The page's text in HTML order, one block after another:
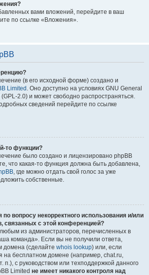
вами вложений, перейдите в ваш
по ссылке «Вложения».
(в его исходной форме) создано и
Limited . Оно доступно на условиях GNU General
2.0) и может свободно распространяться.
сведений перейдите по ссылке
то функции?
было создано и лицензировано phpBB
что какая-то функция должна быть добавлена,
, где можно отдать свой голос за уже
собственные.
вопросу некорректного использования и/или
связанных с этой конференцией?
из администраторов, перечисленных в
команда». Если вы не получили ответа,
домена (сделайте whois lookup) или, если
на бесплатном домене (например, chat.ru,
п.), с руководством или техподдержкой данного
Limited не имеет никакого контроля над